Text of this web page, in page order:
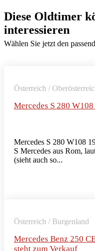
Diese Oldtimer
interessieren
Wählen Sie jetzt den
Österreich /
Mercedes S 280
Mercedes S 280 W108
S Mercedes aus Rom,
(sieht auch so...
Österreich / Burgenland
Mercedes Benz 250
steht zum Verkauf